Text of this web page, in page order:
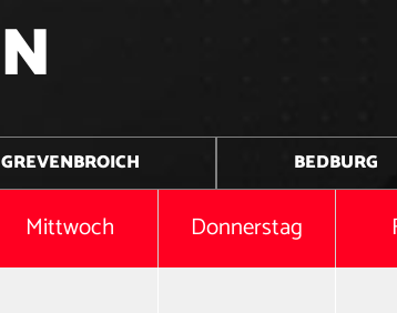
N
GREVENBROICH BEDBURG
Mittwoch Donnerstag